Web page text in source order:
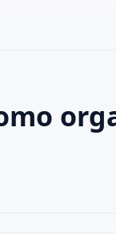
×